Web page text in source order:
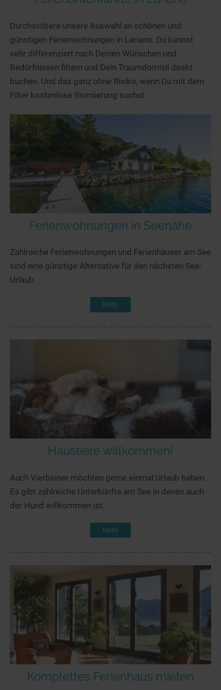
Durchstöbere unsere Auswahl an schönen und
günstigen Ferienwohnungen in Lariano. Du kannst
sehr differenziert nach Deinen Wünschen und
Bedürfnissen filtern und Dein Traumdomizil direkt
buchen. Und das ganz ohne Risiko, wenn Du mit dem
Filter kostenlose Stornierung suchst.
Ferienwohnungen in Seenähe
Zahlreiche Ferienwohnungen und Ferienhäuser am See
sind eine günstige Alternative für den nächsten See-
Urlaub.
Mehr
Haustiere willkommen!
Auch Vierbeiner möchten gerne einmal Urlaub haben.
Es gibt zahlreiche Unterkünfte am See in denen auch
der Hund willkommen ist.
Mehr
Komplettes Ferienhaus mieten